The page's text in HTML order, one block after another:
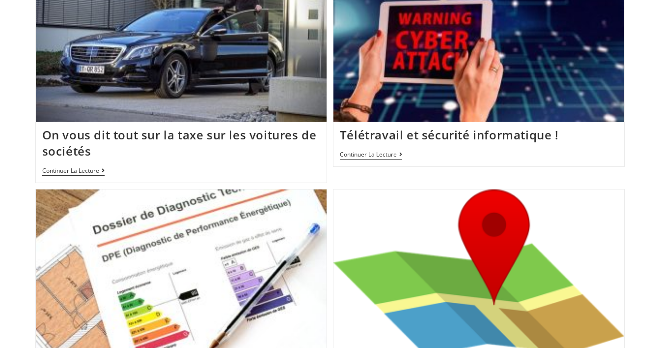
On vous dit tout sur la taxe sur les voitures de
sociétés
Continuer La Lecture
Télétravail et sécurité informatique !
Continuer La Lecture